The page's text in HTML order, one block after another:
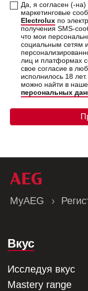
Да, я согласен (-
маркетинговые
Electrolux по
получения SMS-
что мои
социальным сетям
лиц и платформах
свое согласие в
исполнилось 18
можно найти в
персональных
MyAEG
Вкус
Исследуя вкус
Mastery range